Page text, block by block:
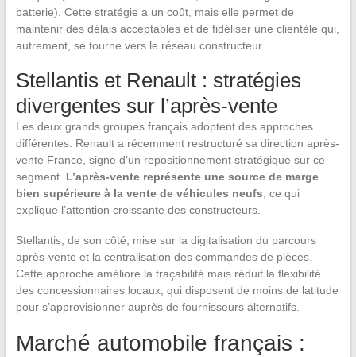
batterie). Cette stratégie a un coût, mais elle permet de
maintenir des délais acceptables et de fidéliser une clientèle qui,
autrement, se tourne vers le réseau constructeur.
Stellantis et Renault : stratégies
divergentes sur l’après-vente
Les deux grands groupes français adoptent des approches
différentes. Renault a récemment restructuré sa direction après-
vente France, signe d’un repositionnement stratégique sur ce
segment. L’après-vente représente une source de marge
bien supérieure à la vente de véhicules neufs, ce qui
explique l’attention croissante des constructeurs.
Stellantis, de son côté, mise sur la digitalisation du parcours
après-vente et la centralisation des commandes de pièces.
Cette approche améliore la traçabilité mais réduit la flexibilité
des concessionnaires locaux, qui disposent de moins de latitude
pour s’approvisionner auprès de fournisseurs alternatifs.
Marché automobile français :